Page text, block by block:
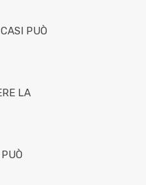
PUÒ
LA